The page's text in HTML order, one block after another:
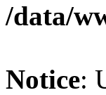
/data/
Notice: